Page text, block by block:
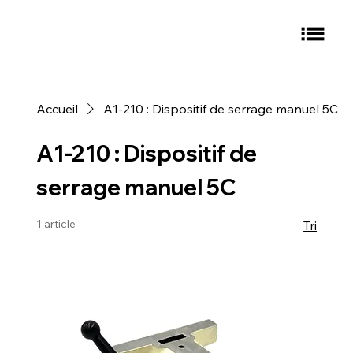
Accueil A1-210 : Dispositif de serrage manuel 5C
A1-210 : Dispositif de
serrage manuel 5C
1 article Tri